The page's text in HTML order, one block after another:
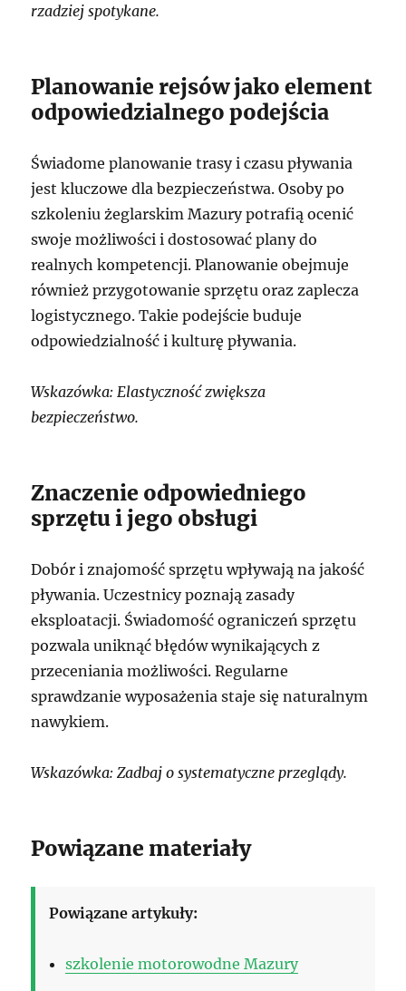
rzadziej spotykane.
Planowanie rejsów jako element
odpowiedzialnego podejścia
Świadome planowanie trasy i czasu pływania
jest kluczowe dla bezpieczeństwa. Osoby po
szkoleniu żeglarskim Mazury potrafią ocenić
swoje możliwości i dostosować plany do
realnych kompetencji. Planowanie obejmuje
również przygotowanie sprzętu oraz zaplecza
logistycznego. Takie podejście buduje
odpowiedzialność i kulturę pływania.
Wskazówka: Elastyczność zwiększa
bezpieczeństwo.
Znaczenie odpowiedniego
sprzętu i jego obsługi
Dobór i znajomość sprzętu wpływają na jakość
pływania. Uczestnicy poznają zasady
eksploatacji. Świadomość ograniczeń sprzętu
pozwala uniknąć błędów wynikających z
przeceniania możliwości. Regularne
sprawdzanie wyposażenia staje się naturalnym
nawykiem.
Wskazówka: Zadbaj o systematyczne przeglądy.
Powiązane materiały
Powiązane artykuły:
szkolenie motorowodne Mazury